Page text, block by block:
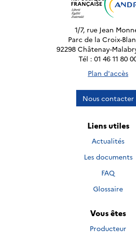
1/7, rue Jean
Parc de la Croix-
92298 Châtenay-
Tél : 01 46 11 80
Plan d'accès
Nous contacter
Liens utiles
Actualités
Les documents
FAQ
Glossaire
Vous êtes
Producteur